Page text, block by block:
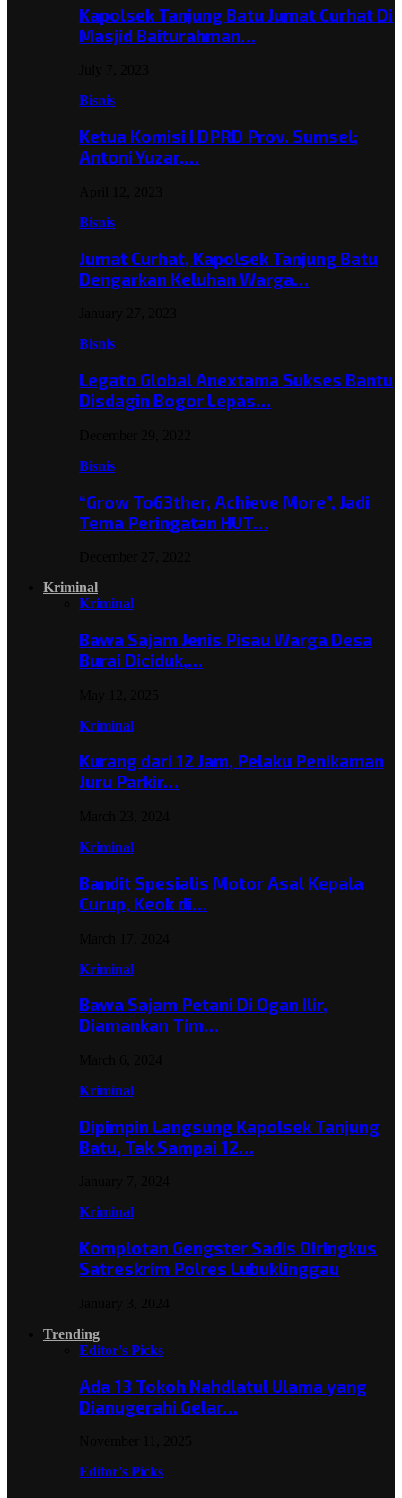
Kapolsek Tanjung Batu Jumat Curhat Di
Masjid Baiturahman…
Bisnis
Ketua Komisi I DPRD Prov. Sumsel;
Antoni Yuzar,…
Bisnis
Jumat Curhat, Kapolsek Tanjung Batu
Dengarkan Keluhan Warga…
Bisnis
Legato Global Anextama Sukses Bantu
Disdagin Bogor Lepas…
Bisnis
“Grow To63ther, Achieve More”, Jadi
Tema Peringatan HUT…
Kriminal
Kriminal
Bawa Sajam Jenis Pisau Warga Desa
Burai Diciduk,…
Kriminal
Kurang dari 12 Jam, Pelaku Penikaman
Juru Parkir…
Kriminal
Bandit Spesialis Motor Asal Kepala
Curup, Keok di…
Kriminal
Bawa Sajam Petani Di Ogan Ilir,
Diamankan Tim…
Kriminal
Dipimpin Langsung Kapolsek Tanjung
Batu, Tak Sampai 12…
Kriminal
Komplotan Gengster Sadis Diringkus
Satreskrim Polres Lubuklinggau
Trending
Editor's Picks
Ada 13 Tokoh Nahdlatul Ulama yang
Dianugerahi Gelar…
Editor's Picks